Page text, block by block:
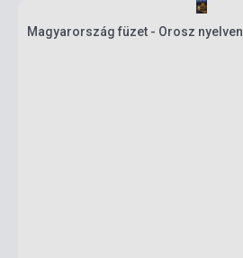
Magyarország füzet - Orosz nyelven